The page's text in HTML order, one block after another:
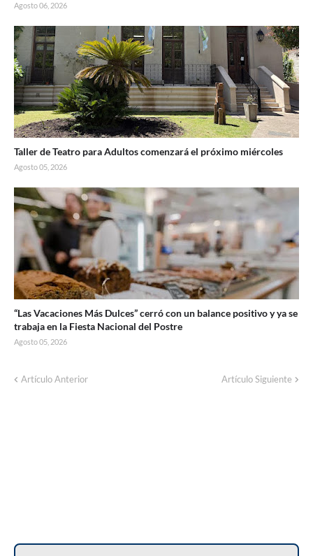
Agosto 06, 2026
Taller de Teatro para Adultos comenzará el próximo miércoles
Agosto 05, 2026
“Las Vacaciones Más Dulces” cerró con un balance positivo y ya se
trabaja en la Fiesta Nacional del Postre
Agosto 05, 2026
Artículo Anterior Artículo Siguiente